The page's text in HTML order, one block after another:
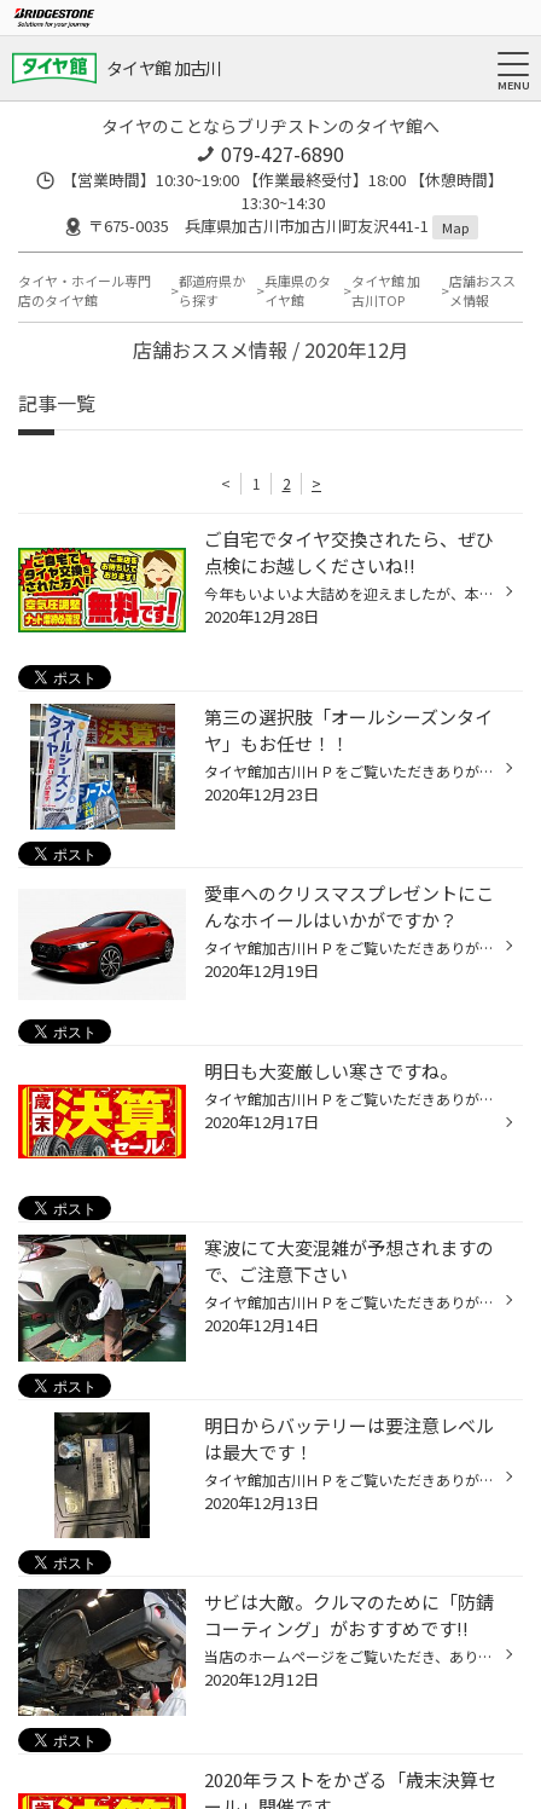
タイヤ館 加古川
タイヤのことならブリヂストンのタイヤ館へ
079-427-6890
【営業時間】10:30~19:00 【作業最終受付】18:00 【休憩時間】
13:30~14:30
〒675-0035 兵庫県加古川市加古川町友沢441-1
Map
タイヤ・ホイール専門
店のタイヤ館
都道府県か
ら探す
兵庫県のタ
イヤ館
タイヤ館 加
古川TOP
店舗おスス
メ情報
店舗おススメ情報 / 2020年12月
記事一覧
< 1 2 >
ご自宅でタイヤ交換されたら、ぜひ
点検にお越しくださいね!!
今年もいよいよ大詰めを迎えましたが、本格的に寒くなってきましたね。ラニーニャ現象で寒くなるなんていう話が、どうやら現実味を帯びてきたようです。12月中旬には各地でまとまった降雪があったこともあり、たくさんのお客さまがスタッドレスタイヤへの交換を行ったのではないかと思います。「換...
2020年12月28日
第三の選択肢「オールシーズンタイ
ヤ」もお任せ！！
タイヤ館加古川ＨＰをご覧いただきありがとうございます！ 今年も残すところあと１週間ほどになりました！！ 年末年始のご予定については、様々な影響でどうされるか検討中とおもいますが！！ ２０２０年末から年始はまた寒くなるとの予報がでていますね。 冬支度が完了してない方はやっておいたほ...
2020年12月23日
愛車へのクリスマスプレゼントにこ
んなホイールはいかがですか？
タイヤ館加古川ＨＰをご覧いただきありがとうございます！ あっという間に年の瀬。12月も半ばとなりましたが、もうすぐクリスマスですね。童心に返るというわけでもないのですが、いくつになってもわくわくしてしまうのは私だけ!? けれどクリスマスに、「今年は何にしようかな」なんて考えながら大...
2020年12月19日
明日も大変厳しい寒さですね。
タイヤ館加古川ＨＰをご覧いただきありがとうございます！ 只今開催中の「歳末決算セール」と今週の寒波にて、ご来店が集中しております。 履き替えやサビ対策の依頼が集中してます。 コロナ対策や混雑緩和の努力は精一杯おこなっていますが、お客様にはご不便をおかけしますがご了承下さい。
2020年12月17日
寒波にて大変混雑が予想されますの
で、ご注意下さい
タイヤ館加古川ＨＰをご覧いただきありがとうございます！ 先週の天気予報にて、１４日から寒波が予想されていますね。 このあたりがどうなるのかは予測できませんが、影響はありますね。 本日も冬タイヤへの交換依頼が「非常」に多かったです！！ それだけ今年の冬が寒くなるとニュースで報じられ...
2020年12月14日
明日からバッテリーは要注意レベル
は最大です！
タイヤ館加古川ＨＰをご覧いただきありがとうございます！ やはり皆様のバッテリーに関する意識が高まっていますね！ ここ数日より寒さが厳しくなってきたので、交換を希望される方が非常に多かったですね。 今日一日で6個程ですね。 特にアイドリングストップ車用バッテリー！！ 使用から3年のアイ...
2020年12月13日
サビは大敵。クルマのために「防錆
コーティング」がおすすめです!!
当店のホームページをご覧いただき、ありがとうございます。さて今回は、良好なコンディションを保ち、愛車を長持ちさせるためにおすすめの作業、「防錆（ぼうせい）コーティング」をご紹介します。おクルマの下回りがどんな状態か、たびたび確認されているという方は少ないと思いますが、ナンバー...
2020年12月12日
2020年ラストをかざる「歳末決算セ